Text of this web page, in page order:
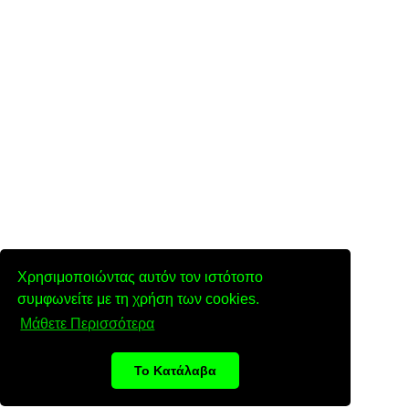
Χρησιμοποιώντας αυτόν τον ιστότοπο
συμφωνείτε με τη χρήση των cookies.
Μάθετε Περισσότερα
Το Κατάλαβα